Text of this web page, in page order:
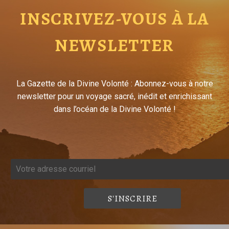
INSCRIVEZ-VOUS À LA
NEWSLETTER
La Gazette de la Divine Volonté : Abonnez-vous à notre
newsletter pour un voyage sacré, inédit et enrichissant
dans l’océan de la Divine Volonté !